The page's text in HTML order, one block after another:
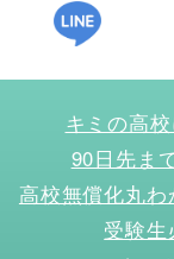
キミの高
90日先ま
高校無償化丸
受験